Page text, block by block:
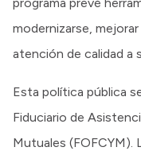
modernizarse,
atención de calidad a
Esta política pública
Fiduciario de
Mutuales (FOFCYM).